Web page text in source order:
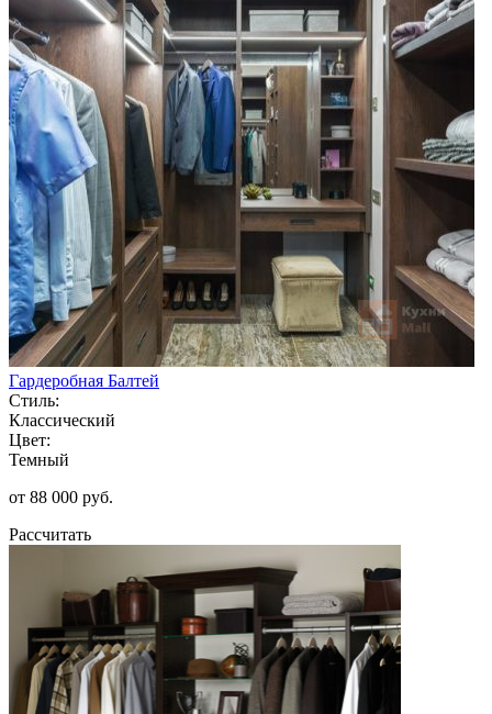
Гардеробная Балтей
Стиль:
Классический
Цвет:
Темный
от 88 000 руб.
Рассчитать